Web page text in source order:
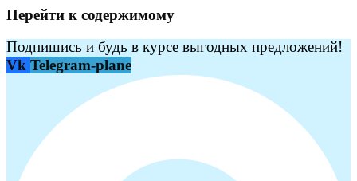
Перейти к содержимому
Подпишись и будь в курсе выгодных предложений!
Vk Telegram-plane